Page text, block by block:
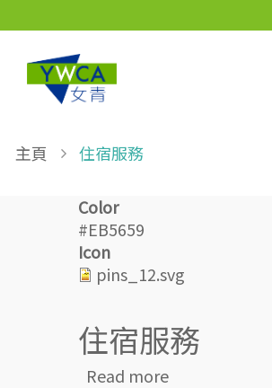
主頁 住宿服務
Color
#EB5659
Icon
pins_12.svg
住宿服務
Read moreabout 住宿服務